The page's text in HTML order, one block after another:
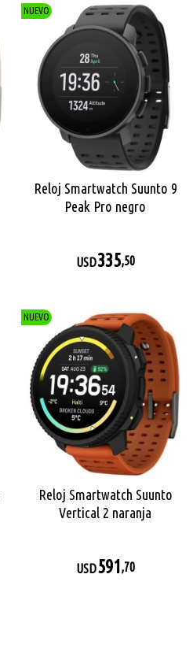
NUEVO
Reloj Smartwatch Suunto 9
Peak Pro negro
USD335,50
NUEVO
Reloj Smartwatch Suunto
Vertical 2 naranja
USD591 ,70